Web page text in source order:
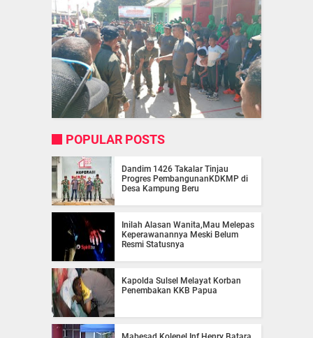
POPULAR POSTS
Dandim 1426 Takalar Tinjau
Progres PembangunanKDKMP di
Desa Kampung Beru
Inilah Alasan Wanita,Mau Melepas
Keperawanannya Meski Belum
Resmi Statusnya
Kapolda Sulsel Melayat Korban
Penembakan KKB Papua